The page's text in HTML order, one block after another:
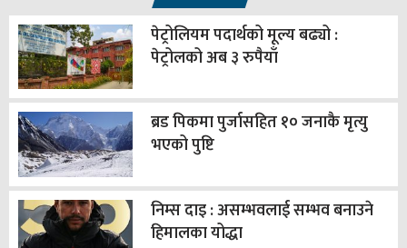
पेट्रोलियम पदार्थको मूल्य बढ्यो :
पेट्रोलको अब ३ रुपैयाँ
ब्रड पिकमा पुर्जासहित १० जनाकै मृत्यु
भएको पुष्टि
निम्स दाइ : असम्भवलाई सम्भव बनाउने
हिमालका योद्धा